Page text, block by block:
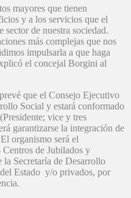
mayores que tienen
y a los servicios que el
sector de nuestra sociedad.
más complejas que nos
impulsarla a que haga
el concejal Borgini al
que el Consejo Ejecutivo
Social y estará conformado
vice y tres
garantizarse la integración de
El organismo será el
de Jubilados y
Secretaría de Desarrollo
Estado y/o privados, por